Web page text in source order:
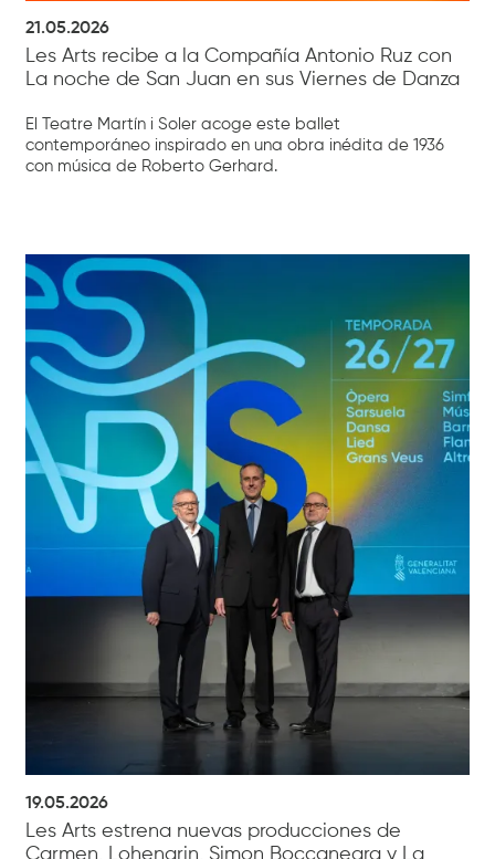
21.05.2026
Les Arts recibe a la Compañía Antonio Ruz con
La noche de San Juan en sus Viernes de Danza
El Teatre Martín i Soler acoge este ballet
contemporáneo inspirado en una obra inédita de 1936
con música de Roberto Gerhard.
19.05.2026
Les Arts estrena nuevas producciones de
Carmen, Lohengrin, Simon Boccanegra y La